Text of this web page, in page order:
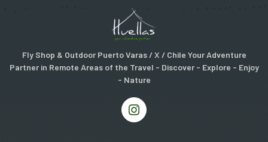
Fly Shop & Outdoor Puerto Varas / X / Chile Your Adventure
Partner in Remote Areas of the Travel - Discover - Explore - Enjoy
- Nature